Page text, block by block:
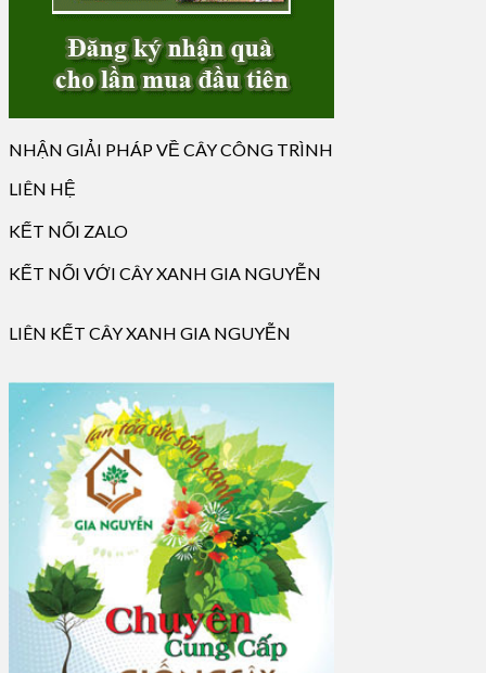
NHẬN GIẢI PHÁP VỀ CÂY CÔNG TRÌNH
LIÊN HỆ
KẾT NỐI ZALO
KẾT NỐI VỚI CÂY XANH GIA NGUYỄN
LIÊN KẾT CÂY XANH GIA NGUYỄN